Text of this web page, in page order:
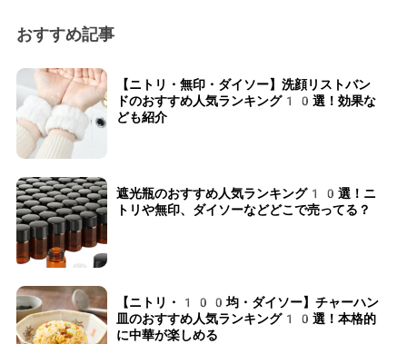
おすすめ記事
【ニトリ・無印・ダイソー】洗顔リストバン
ドのおすすめ人気ランキング10選！効果な
ども紹介
遮光瓶のおすすめ人気ランキング10選！ニ
トリや無印、ダイソーなどどこで売ってる？
【ニトリ・100均・ダイソー】チャーハン
皿のおすすめ人気ランキング10選！本格的
に中華が楽しめる